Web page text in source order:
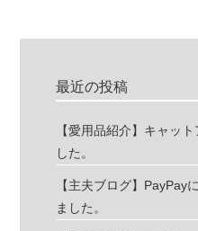
最近の投稿
【愛用品紹介】キャッ
した。
【主夫ブログ】PayPay
ました。